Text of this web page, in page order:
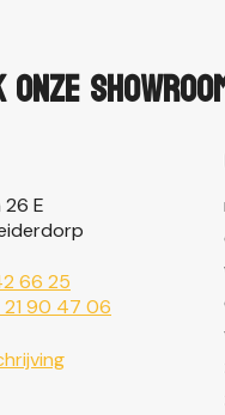
onze
E
66 25
90 47 06